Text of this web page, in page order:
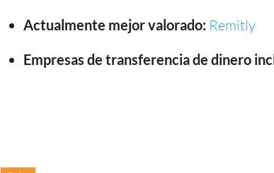
Actualmente mejor valorado: Remitly
Empresas de transferencia de dinero